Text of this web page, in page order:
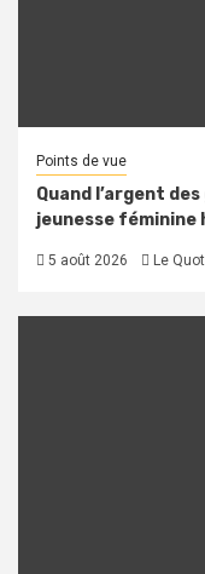
Points de vue
Quand l’argent
jeunesse féminine
5 août 2026 Le